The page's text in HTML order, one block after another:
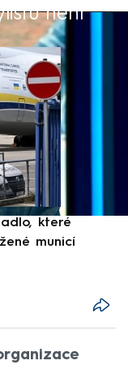
není
které
municí